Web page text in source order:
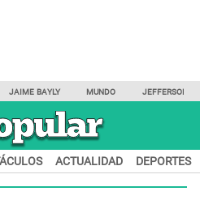
JAIME BAYLY MUNDO JEFFERSON
ACTUALIDAD DEPORTES